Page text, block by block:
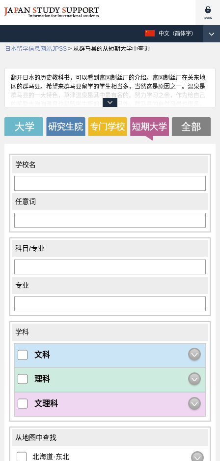
中文（简体字）
日本留学信息网站JPSS > 从群马县的从短期大学中查询
翻开日本的历史教科书，可以看到富冈制丝厂的介绍。富冈制丝厂在关东地
区的群马县。希望来群马县留学的学生相当多，当然这是原因之一。温泉是
群马县的一大特色，草津温泉是其中最有名的。努力学习之余，作为给自己
的奖励去泡泡温泉也是留学生所期待的。另外，群马县的自然风景也很多，
学确实是正确的，这是很多留学生的真实感想。
学校名
任意词
科目/专业
专业
学科
文科
理科
文理科
从地图中查找
北海道·东北